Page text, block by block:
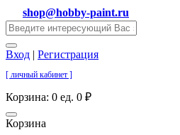
shop@hobby-paint.ru
Вход | Регистрация
[ личный кабинет ]
Корзина: 0 ед. 0 ₽
Корзина